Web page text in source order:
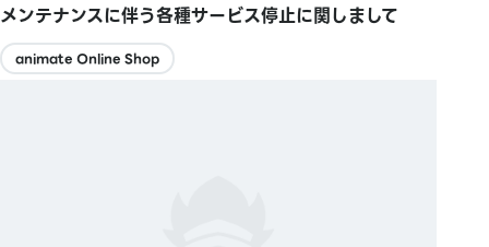
メンテナンスに伴う各種サービス停止に関しまして
animate Online Shop